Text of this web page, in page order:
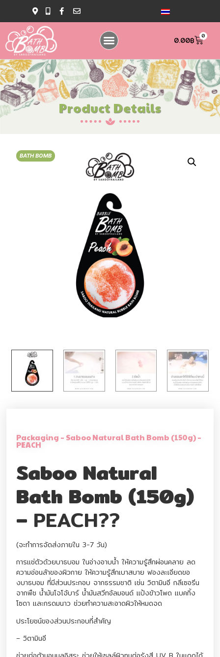
0.00฿ 0
Product Details
BATH BOMB
Packaging – Saboo Natural Bath Bomb (150g) –
PEACH
Saboo Natural
Bath Bomb (150g)
– PEACH??
(จะทำการจัดส่งภายใน 3-7 วัน)
การแช่ตัวด้วยบาธบอม ในอ่างอาบน้ำ ให้ความรู้สึกผ่อนคลาย ลด
ความอ่อนล้าของผิวกาย ให้ความรู้สึกเบาสบาย ฟองละเอียดขอ
งบาธบอม ที่มีส่วนประกอบ จากธรรมชาติ เช่น วิตามินอี กลีเซอรีน
จากพืช น้ำมันโจโจ้บาร์ น้ำมันสวีทอัลมอนด์ แป้งข้าวโพด แบคกิ้ง
โซดา และกรดมนาว ช่วยทำความสะอาดผิวให้หมดจด
ประโยชน์ของส่วนประกอบที่สำคัญ
– วิตามินอี